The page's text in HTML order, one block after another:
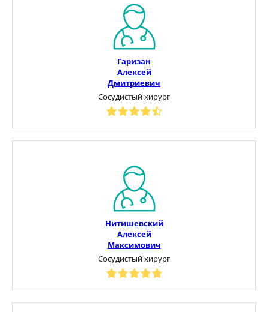
Гаризан
Алексей
Дмитриевич
Сосудистый хирург
Нитишевский
Алексей
Максимович
Сосудистый хирург